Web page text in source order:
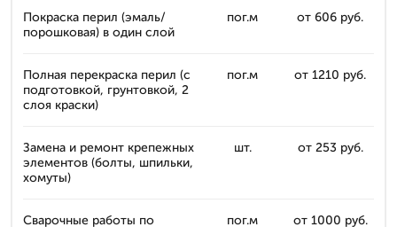
Покраска перил (эмаль/
порошковая) в один слой
пог.м от 606 руб.
Полная перекраска перил (с
подготовкой, грунтовкой, 2
слоя краски)
пог.м от 1210 руб.
Замена и ремонт крепежных
элементов (болты, шпильки,
хомуты)
шт. от 253 руб.
Сварочные работы по
пог.м
от 1000 руб.